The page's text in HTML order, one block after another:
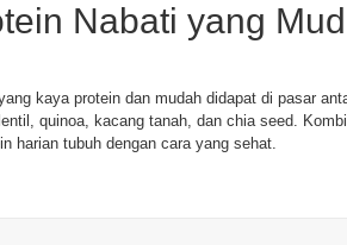
Nabati yang
kaya protein dan mudah didapat di pasar
quinoa, kacang tanah, dan chia seed.
harian tubuh dengan cara yang sehat.